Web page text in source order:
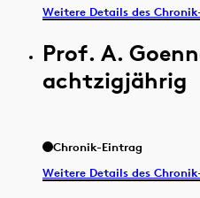
Weitere Details des
Prof. A.
achtzigjährig
Chronik-Eintrag
Weitere Details des